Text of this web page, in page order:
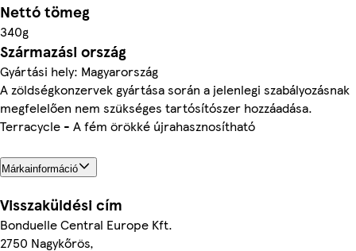
Nettó tömeg
340g
Származási ország
Gyártási hely: Magyarország
A zöldségkonzervek gyártása során a jelenlegi szabályozásnak
megfelelően nem szükséges tartósítószer hozzáadása.
Terracycle - A fém örökké újrahasznosítható
Márkainformáció
Visszaküldési cím
Bonduelle Central Europe Kft.
2750 Nagykőrös,